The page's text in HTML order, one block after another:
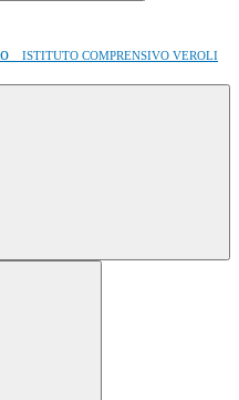
ISTITUTO COMPRENSIVO VEROLI